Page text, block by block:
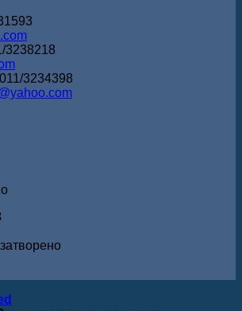
3238218
011/3234398